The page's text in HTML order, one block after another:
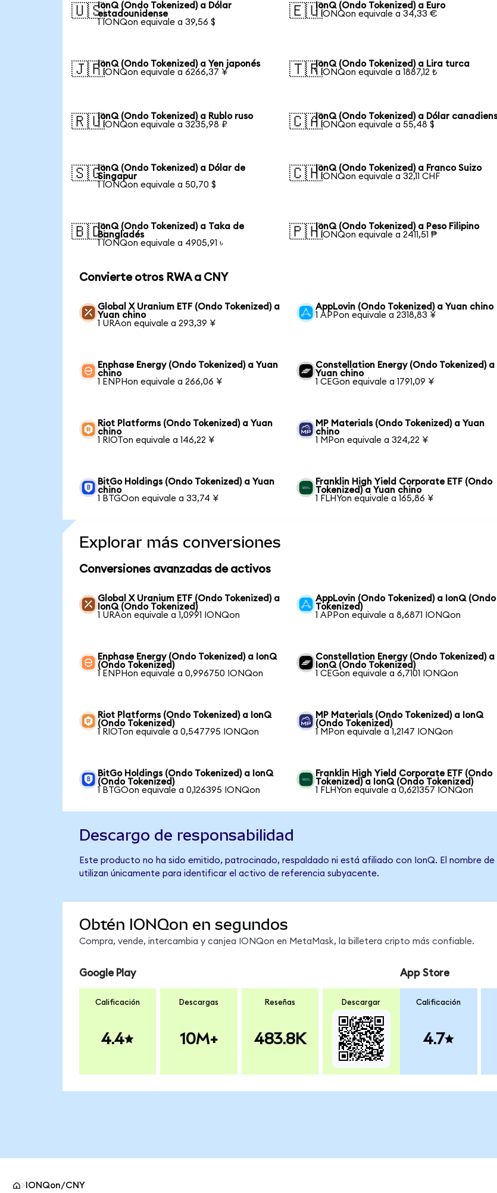
🇺🇸IonQ (Ondo Tokenized) a Dólar
estadounidense
1 IONQon equivale a 39,56 $
🇪🇺IonQ (Ondo Tokenized) a Euro
1 IONQon equivale a 34,33 €
🇯🇵IonQ (Ondo Tokenized) a Yen japonés
1 IONQon equivale a 6266,37 ¥
🇹🇷IonQ (Ondo Tokenized) a Lira turca
1 IONQon equivale a 1887,12 ₺
🇷🇺IonQ (Ondo Tokenized) a Rublo ruso
1 IONQon equivale a 3235,98 ₽
🇨🇦IonQ (Ondo Tokenized) a Dólar
1 IONQon equivale a 55,48 $
🇸🇬IonQ (Ondo Tokenized) a Dólar de
Singapur
1 IONQon equivale a 50,70 $
🇨🇭IonQ (Ondo Tokenized) a Franco Suizo
1 IONQon equivale a 32,11 CHF
🇧🇩IonQ (Ondo Tokenized) a Taka de
Bangladés
1 IONQon equivale a 4905,91 ৳
🇵🇭IonQ (Ondo Tokenized) a Peso Filipino
1 IONQon equivale a 2411,51 ₱
Convierte otros RWA a CNY
Global X Uranium ETF (Ondo Tokenized) a
Yuan chino
1 URAon equivale a 293,39 ¥
AppLovin (Ondo Tokenized) a Yuan chino
1 APPon equivale a 2318,83 ¥
Enphase Energy (Ondo Tokenized) a Yuan
chino
1 ENPHon equivale a 266,06 ¥
Constellation Energy (Ondo Tokenized) a
Yuan chino
1 CEGon equivale a 1791,09 ¥
Riot Platforms (Ondo Tokenized) a Yuan
chino
1 RIOTon equivale a 146,22 ¥
MP Materials (Ondo Tokenized) a Yuan
chino
1 MPon equivale a 324,22 ¥
BitGo Holdings (Ondo Tokenized) a Yuan
chino
1 BTGOon equivale a 33,74 ¥
Franklin High Yield Corporate ETF (Ondo
Tokenized) a Yuan chino
1 FLHYon equivale a 165,86 ¥
Explorar más conversiones
Conversiones avanzadas de activos
Global X Uranium ETF (Ondo Tokenized) a
IonQ (Ondo Tokenized)
1 URAon equivale a 1,0991 IONQon
AppLovin (Ondo Tokenized) a IonQ (Ondo
Tokenized)
1 APPon equivale a 8,6871 IONQon
Enphase Energy (Ondo Tokenized) a IonQ
(Ondo Tokenized)
1 ENPHon equivale a 0,996750 IONQon
Constellation Energy (Ondo Tokenized) a
IonQ (Ondo Tokenized)
1 CEGon equivale a 6,7101 IONQon
Riot Platforms (Ondo Tokenized) a IonQ
(Ondo Tokenized)
1 RIOTon equivale a 0,547795 IONQon
MP Materials (Ondo Tokenized) a IonQ
(Ondo Tokenized)
1 MPon equivale a 1,2147 IONQon
BitGo Holdings (Ondo Tokenized) a IonQ
(Ondo Tokenized)
1 BTGOon equivale a 0,126395 IONQon
Franklin High Yield Corporate ETF (Ondo
Tokenized) a IonQ (Ondo Tokenized)
1 FLHYon equivale a 0,621357 IONQon
Descargo de responsabilidad
Este producto no ha sido emitido, patrocinado, respaldado ni está afiliado con IonQ. El nombre
utilizan únicamente para identificar el activo de referencia subyacente.
Obtén IONQon en segundos
Compra, vende, intercambia y canjea IONQon en MetaMask, la billetera cripto más confiable.
Google Play
Calificación
4.4
Descargas
10M+
Reseñas
483.8K
Descargar
App Store
Calificación
4.7
IONQon/CNY